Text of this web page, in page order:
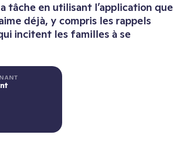
tâche en utilisant l’application que
déjà, y compris les rappels
incitent les familles à se